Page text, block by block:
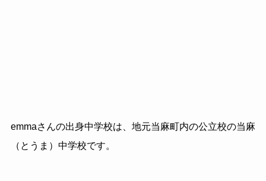
emmaさんの出身中学校は、地元当麻町内の公立校の当麻
（とうま）中学校です。